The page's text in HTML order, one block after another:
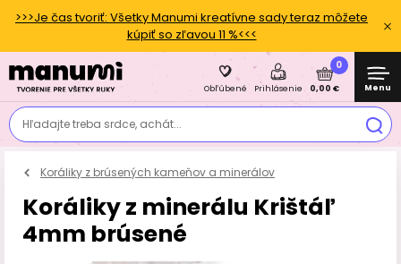
>>>Je čas tvoriť: Všetky Manumi kreatívne sady teraz môžete
kúpiť so zľavou 11 %<<<
Hľadajte treba srdce, achát...
Obľúbené Prihlásenie
0
0,00 € Menu
Koráliky z brúsených kameňov a minerálov
Koráliky z minerálu Krištáľ
4mm brúsené